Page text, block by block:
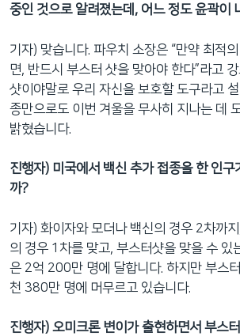
중인 것으로 알려졌는데, 어느 정도 윤곽이
기자) 맞습니다. 파우치 소장은 “만약 최적
면, 반드시 부스터 샷을 맞아야 한다”라고
샷이야말로 우리 자신을 보호할 도구라고
종만으로도 이번 겨울을 무사히 지나는 데
밝혔습니다.
진행자) 미국에서 백신 추가 접종을 한 인구
까?
기자) 화이자와 모더나 백신의 경우 2차까
의 경우 1차를 맞고, 부스터샷을 맞을 수 있
은 2억 200만 명에 달합니다. 하지만 부스
천 380만 명에 머무르고 있습니다.
진행자) 오미크론 변이가 출현하면서 부스